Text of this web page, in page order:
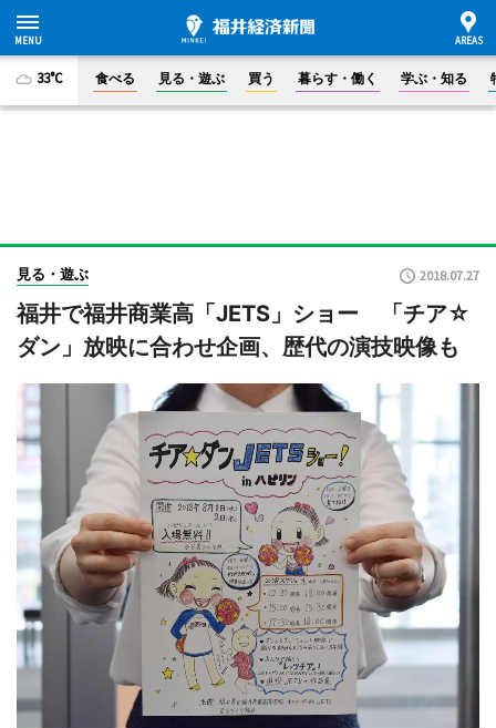
33°C 食べる 見る・遊ぶ 買う 暮らす・働く 学ぶ・知る
見る・遊ぶ 2018.07.27
福井で福井商業高「JETS」ショー 「チア☆
ダン」放映に合わせ企画、歴代の演技映像も